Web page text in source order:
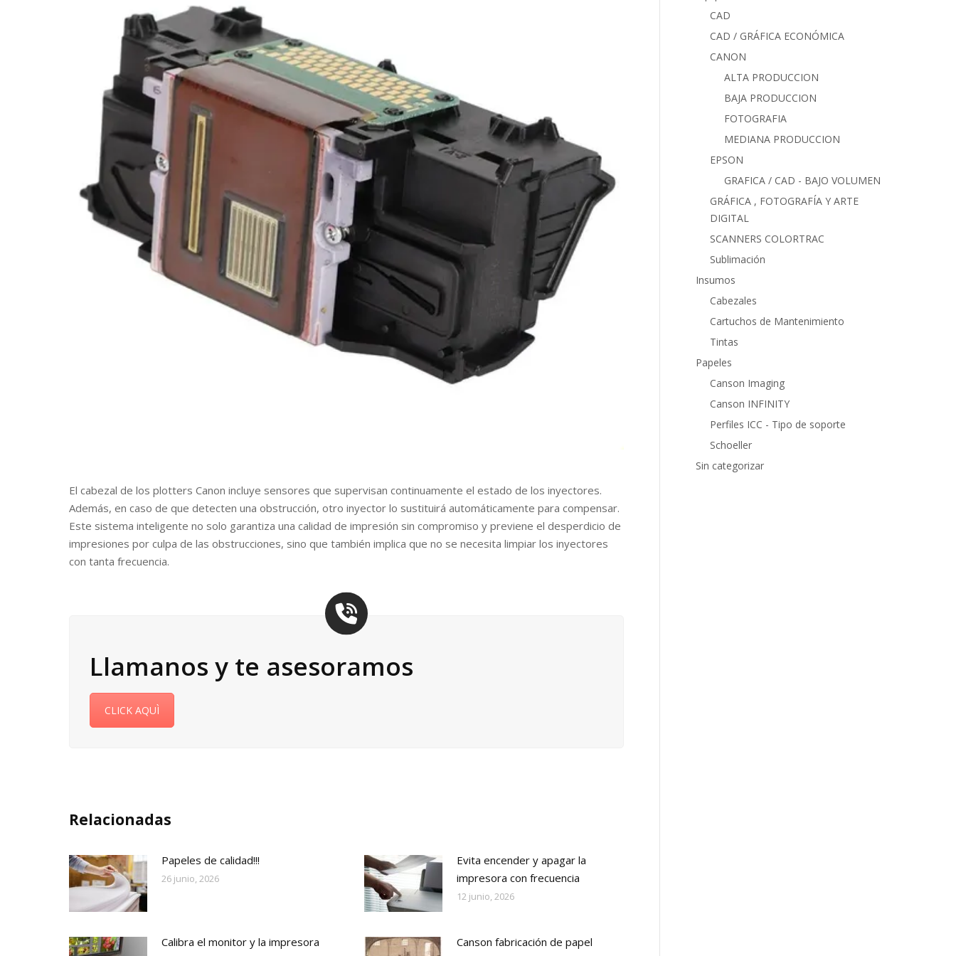
El cabezal de los plotters Canon incluye sensores que supervisan continuamente el estado de los inyectores.
Además, en caso de que detecten una obstrucción, otro inyector lo sustituirá automáticamente para compensar.
Este sistema inteligente no solo garantiza una calidad de impresión sin compromiso y previene el desperdicio de
impresiones por culpa de las obstrucciones, sino que también implica que no se necesita limpiar los inyectores
con tanta frecuencia.
Llamanos y te asesoramos
CLICK AQUÌ
Relacionadas
Papeles de calidad!!!
26 junio, 2026
Evita encender y apagar la
impresora con frecuencia
12 junio, 2026
Calibra el monitor y la impresora Canson fabricación de papel
CAD
CAD / GRÁFICA ECONÓMICA
CANON
ALTA PRODUCCION
BAJA PRODUCCION
FOTOGRAFIA
MEDIANA PRODUCCION
EPSON
GRAFICA / CAD - BAJO VOLUMEN
GRÁFICA , FOTOGRAFÍA Y ARTE
DIGITAL
SCANNERS COLORTRAC
Sublimación
Insumos
Cabezales
Cartuchos de Mantenimiento
Tintas
Papeles
Canson Imaging
Canson INFINITY
Perfiles ICC - Tipo de soporte
Schoeller
Sin categorizar